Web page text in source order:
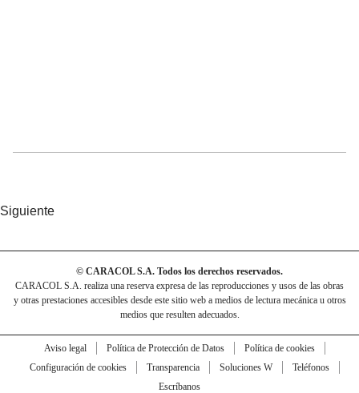
Siguiente
© CARACOL S.A. Todos los derechos reservados.
CARACOL S.A. realiza una reserva expresa de las reproducciones y usos de las obras
y otras prestaciones accesibles desde este sitio web a medios de lectura mecánica u otros
medios que resulten adecuados.
Aviso legal Política de Protección de Datos
Política de cookies
Configuración de cookies
Transparencia Soluciones W
Teléfonos
Escríbanos